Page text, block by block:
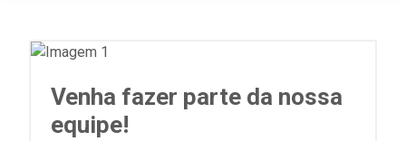
Venha fazer parte da nossa
equipe!